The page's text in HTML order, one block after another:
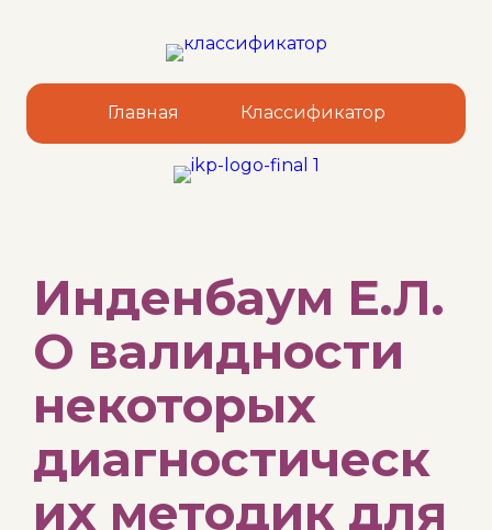
Главная Классификатор
Инденбаум Е.Л.
О валидности
некоторых
диагностическ
их методик для